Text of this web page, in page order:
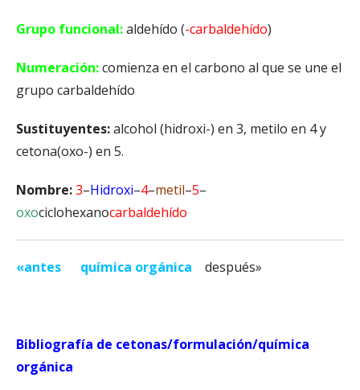
Grupo funcional:aldehído (-carbaldehído)
Numeración:comienza en el carbono al que se une el
grupo carbaldehído
Sustituyentes:alcohol (hidroxi-) en 3, metilo en 4 y
cetona(oxo-) en 5.
Nombre:3–Hidroxi–4–metil–5–
oxociclohexanocarbaldehído
«antes química orgánica después»
Bibliografía de cetonas/formulación/química
orgánica